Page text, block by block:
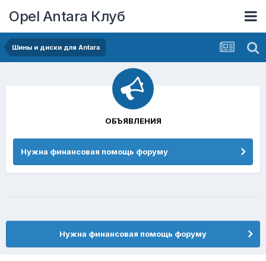
Opel Antara Клуб
Шины и диски для Antara
Нужна финансовая помощь форуму
ОБЪЯВЛЕНИЯ
Нужна финансовая помощь форуму